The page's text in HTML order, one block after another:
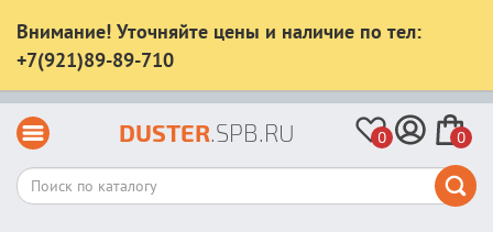
Внимание! Уточняйте цены и наличие по тел:
+7(921)89-89-710
DUSTER.SPB.RU 0 0